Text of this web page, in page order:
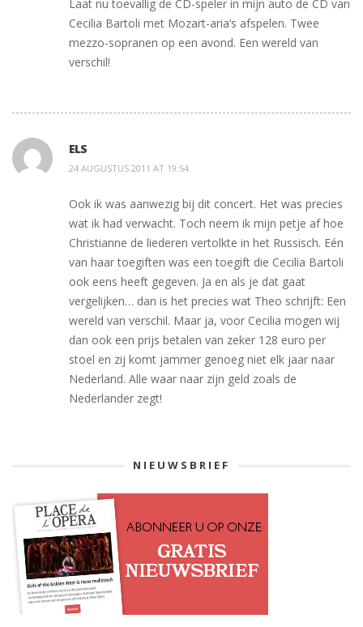
Laat nu toevallig de CD-speler in mijn auto de CD van
Cecilia Bartoli met Mozart-aria’s afspelen. Twee
mezzo-sopranen op een avond. Een wereld van
verschil!
ELS
24 AUGUSTUS 2011 AT 19:54
Ook ik was aanwezig bij dit concert. Het was precies
wat ik had verwacht. Toch neem ik mijn petje af hoe
Christianne de liederen vertolkte in het Russisch. Eén
van haar toegiften was een toegift die Cecilia Bartoli
ook eens heeft gegeven. Ja en als je dat gaat
vergelijken… dan is het precies wat Theo schrijft: Een
wereld van verschil. Maar ja, voor Cecilia mogen wij
dan ook een prijs betalen van zeker 128 euro per
stoel en zij komt jammer genoeg niet elk jaar naar
Nederland. Alle waar naar zijn geld zoals de
Nederlander zegt!
NIEUWSBRIEF